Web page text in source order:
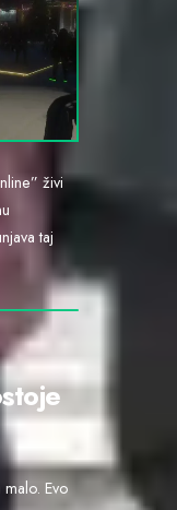
živi
taj
malo. Evo